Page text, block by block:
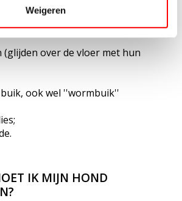
Weigeren
De meest voorkomende
(glijden over de vloer met hun
ook wel ''wormbuik''
IK MIJN HOND